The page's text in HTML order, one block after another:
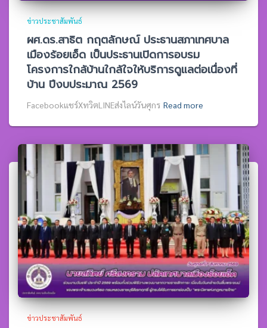
ข่าวประชาสัมพันธ์
ผศ.ดร.สาธิต กฤตลักษณ์ ประธานสภาเทศบาล
เมืองร้อยเอ็ด เป็นประธานเปิดการอบรม
โครงการใกล้บ้านใกล้ใจให้บริการดูแลต่อเนื่องที่
บ้าน ปีงบประมาณ 2569
Facebookแชร์XทวิตLINEส่งไลน์วันศุกร Read more
ข่าวประชาสัมพันธ์